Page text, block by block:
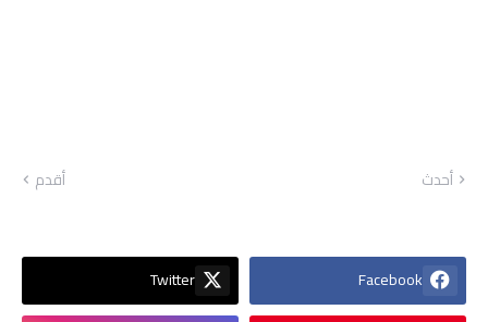
أحدث أقدم
Facebook
Twitter